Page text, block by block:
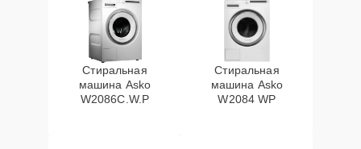
Стиральная
машина Asko
W2086C.W.P
Стиральная
машина Asko
W2084 WP